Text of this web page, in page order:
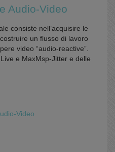
Audio-Video
consiste nell’acquisire le
un flusso di lavoro
video “audio-reactive”.
e MaxMsp-Jitter e delle
Video